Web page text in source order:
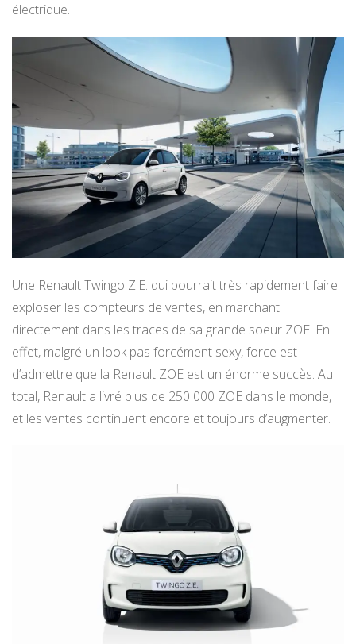
électrique.
Une Renault Twingo Z.E. qui pourrait très rapidement faire
exploser les compteurs de ventes, en marchant
directement dans les traces de sa grande soeur ZOE. En
effet, malgré un look pas forcément sexy, force est
d’admettre que la Renault ZOE est un énorme succès. Au
total, Renault a livré plus de 250 000 ZOE dans le monde,
et les ventes continuent encore et toujours d’augmenter.